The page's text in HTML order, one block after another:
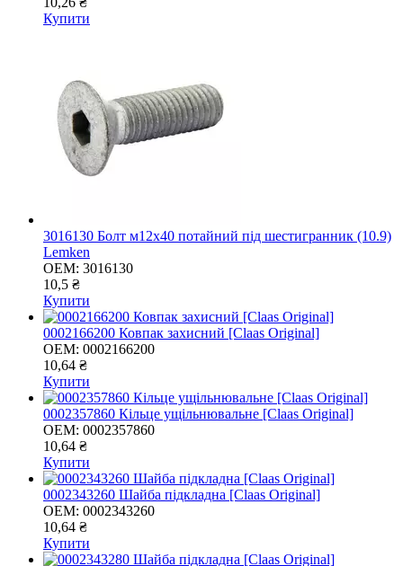
Купити
3016130 Болт м12x40 потайний під шестигранник (10.9)
Lemken
OEM: 3016130
10,5 ₴
Купити
0002166200 Ковпак захисний [Claas Original]
OEM: 0002166200
10,64 ₴
Купити
0002357860 Кільце ущільнювальне [Claas Original]
OEM: 0002357860
10,64 ₴
Купити
0002343260 Шайба підкладна [Claas Original]
OEM: 0002343260
10,64 ₴
Купити